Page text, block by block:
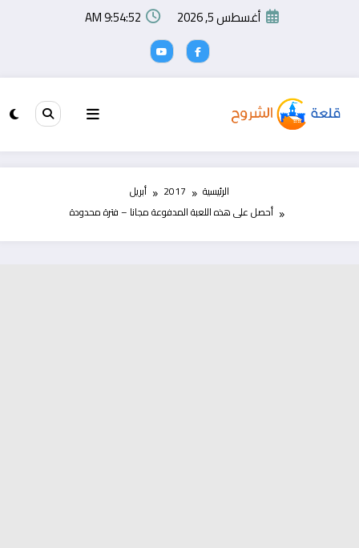
أغسطس 5, 2026 9:54:53 AM
الرئيسية 2017
أبريل
أحصل على هذه اللعبة المدفوعة مجانا – فترة محدودة